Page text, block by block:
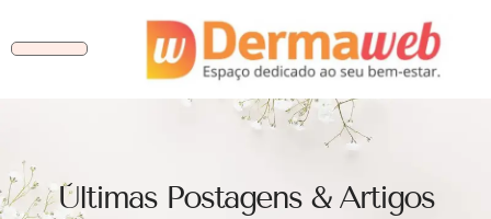
Ùltimas Postagens & Artigos